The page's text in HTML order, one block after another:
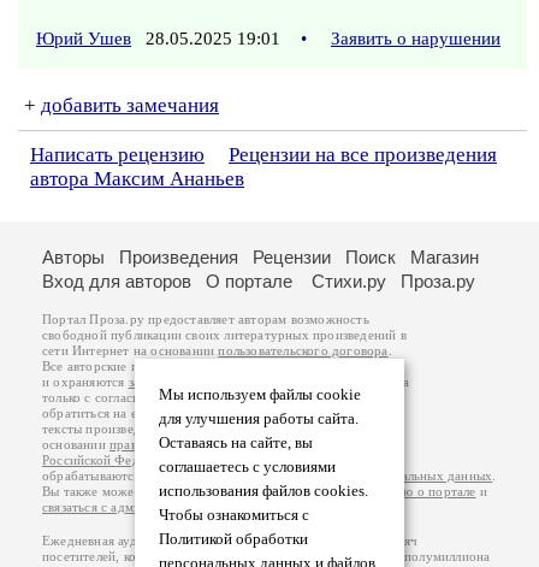
Юрий Ушев 28.05.2025 19:01 • Заявить о нарушении
+ добавить замечания
Написать рецензию
Рецензии на все произведения
автора Максим Ананьев
Мы используем файлы cookie
для улучшения работы сайта.
Оставаясь на сайте, вы
соглашаетесь с условиями
использования файлов cookies.
Чтобы ознакомиться с
Политикой обработки
персональных данных и файлов
Авторы Произведения Рецензии Поиск
Магазин
Вход для авторов
О портале Стихи.ру Проза.ру
Портал Проза.ру предоставляет авторам возможность
свободной публикации своих литературных произведений в
сети Интернет на основаниипользовательского договора
Все авторские права на произведения принадлежат авторам
и охраняются законом
. Перепечатка произведений возможна
только с согласия его автора, к которому вы можете
обратиться на его авторской странице. Ответственность за
тексты произведений авторы несут самостоятельно на
основанииправил публикацииизаконодательства
Российской Федерации
обрабатываются на основанииПолитики обработки персональных данных
Вы также можете посмотреть более подробнуюинформацию о портале и
связаться с администрацией
Ежедневная аудитория портала Проза.ру – порядка 100 тысяч
посетителей, которые в общей сумме просматривают более полумиллиона